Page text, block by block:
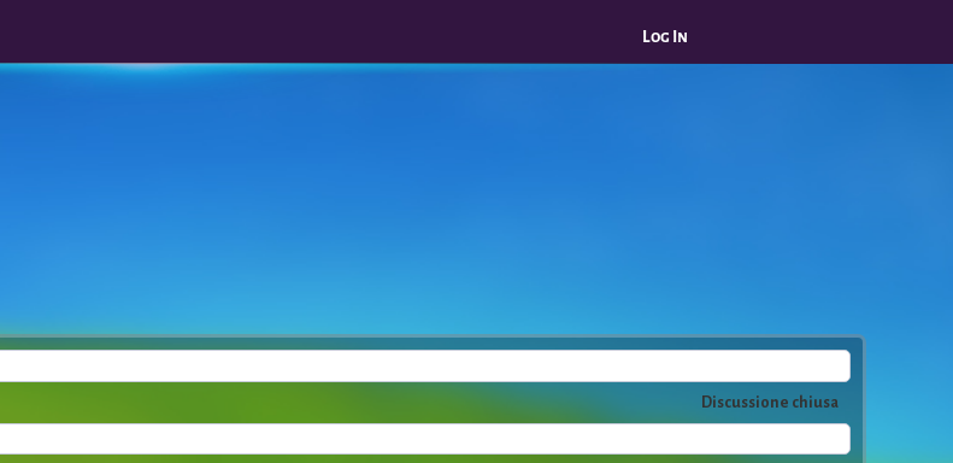
Log In
Discussione chiusa